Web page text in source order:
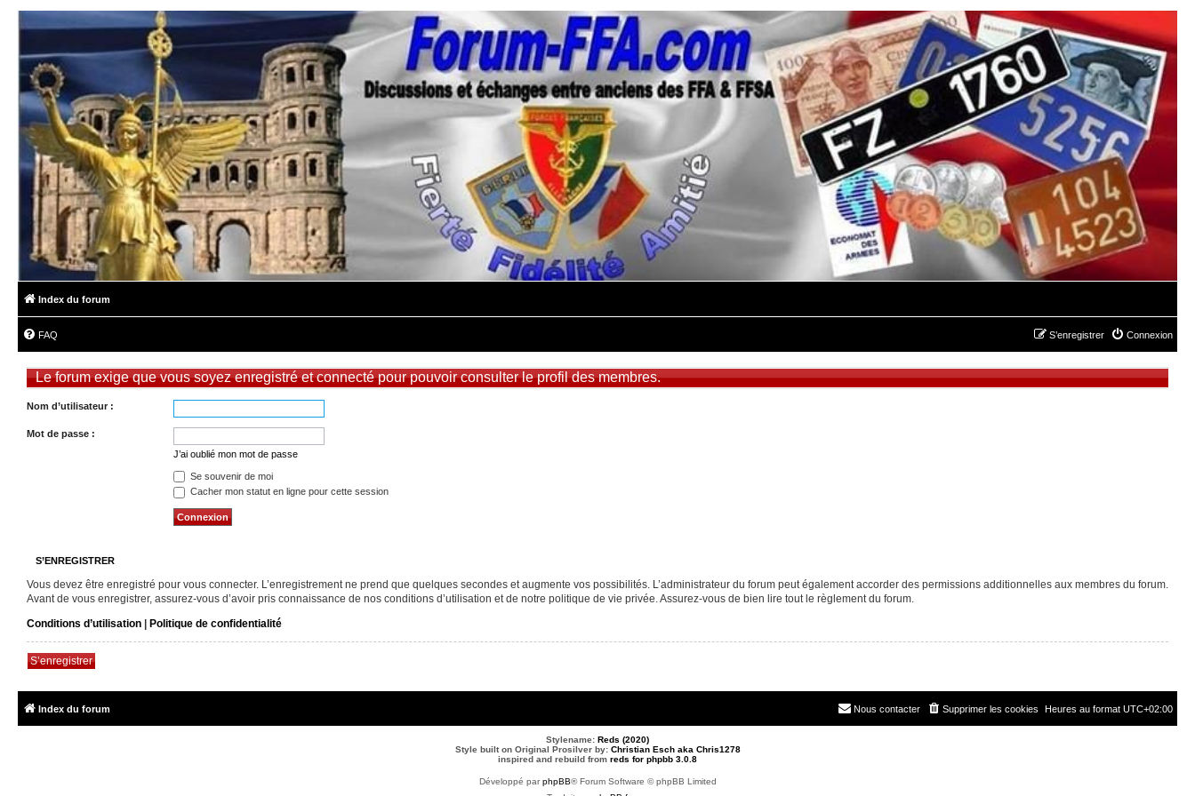
Index du forum
FAQ Connexion
S’enregistrer
Le forum exige que vous soyez enregistré et connecté pour pouvoir consulter le profil des membres.
Nom d’utilisateur :
Mot de passe :
J’ai oublié mon mot de passe
Se souvenir de moi
Cacher mon statut en ligne pour cette session
S’ENREGISTRER
Vous devez être enregistré pour vous connecter. L’enregistrement ne prend que quelques secondes et augmente vos possibilités. L’administrateur du forum peut également accorder des permissions additionnelles aux membres du forum.
Avant de vous enregistrer, assurez-vous d’avoir pris connaissance de nos conditions d’utilisation et de notre politique de vie privée. Assurez-vous de bien lire tout le règlement du forum.
Conditions d’utilisation | Politique de confidentialité
S’enregistrer
Index du forum Heures au format UTC+02:00
Supprimer les cookies
Nous contacter
Stylename: Reds (2020)
Style built on Original Prosilver by: Christian Esch aka Chris1278
inspired and rebuild from reds for phpbb 3.0.8
Développé parphpBB® Forum Software © phpBB Limited